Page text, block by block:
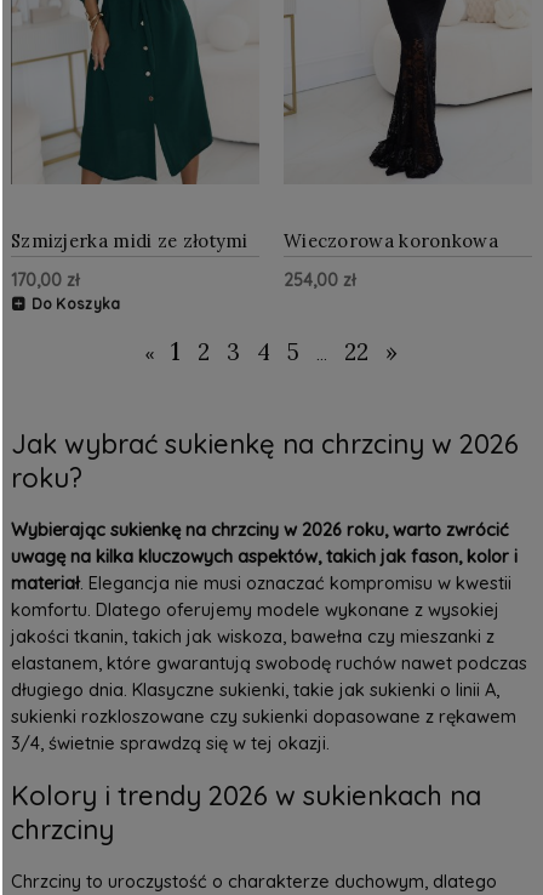
Szmizjerka midi ze złotymi
guzikami i wiązaniem
Zielona
170,00 zł
Do Koszyka
Wieczorowa koronkowa
suknia maxi typu rybka z
długim rękawem Czarna
254,00 zł
« 1 2 3 4 5 22 »
Jak wybrać sukienkę na chrzciny w 2026
roku?
Wybierając sukienkę na chrzciny w 2026 roku, warto zwrócić
uwagę na kilka kluczowych aspektów, takich jak fason, kolor i
materiał. Elegancja nie musi oznaczać kompromisu w kwestii
komfortu. Dlatego oferujemy modele wykonane z wysokiej
jakości tkanin, takich jak wiskoza, bawełna czy mieszanki z
elastanem, które gwarantują swobodę ruchów nawet podczas
długiego dnia. Klasyczne sukienki, takie jak sukienki o linii A,
sukienki rozkloszowane czy sukienki dopasowane z rękawem
3/4, świetnie sprawdzą się w tej okazji.
Kolory i trendy 2026 w sukienkach na
chrzciny
Chrzciny to uroczystość o charakterze duchowym, dlatego